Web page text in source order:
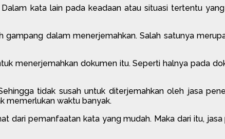
kata lain pada keadaan atau situasi tertentu
dalam menerjemahkan. Salah satunya
menerjemahkan dokumen itu. Seperti halnya pada
tidak susah untuk diterjemahkan oleh jasa
memerlukan waktu banyak.
dari pemanfaatan kata yang mudah. Maka dari itu,